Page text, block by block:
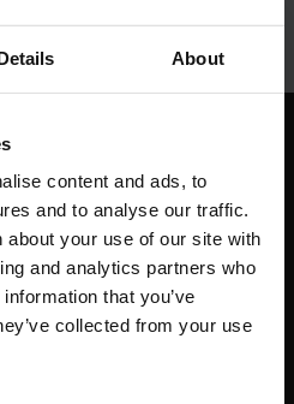
About
content and ads, to
and to analyse our traffic.
about your use of our site with
and analytics partners who
that you’ve
collected from your use
OÜ
EE102133820
Kesklinna linnaosa,